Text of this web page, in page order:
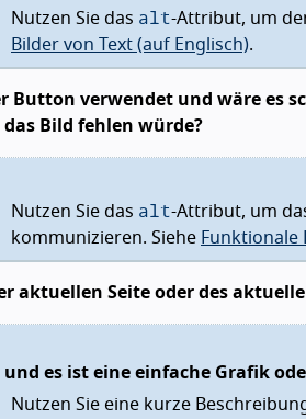
Nutzen Sie das alt-Attribut, um
Bilder von Text (auf Englisch).
Button verwendet und wäre es
Bild fehlen würde?
Nutzen Sie das alt-Attribut, um
kommunizieren. Siehe Funktionale
aktuellen Seite oder des
es ist eine einfache Grafik
Nutzen Sie eine kurze